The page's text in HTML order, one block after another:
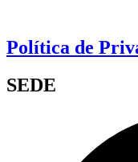
Política de
SEDE